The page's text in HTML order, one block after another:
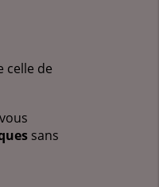
celle de
sans